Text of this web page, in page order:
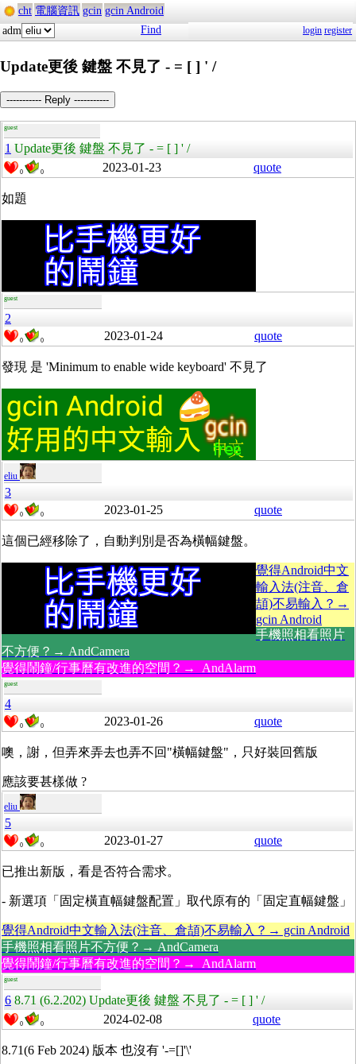
cht 電腦資訊 gcin gcin Android
adm
Find login register
Update更後 鍵盤 不見了 - = [ ] ' /
----------- Reply -----------
guest
1 Update更後 鍵盤 不見了 - = [ ] ' /
0 0 2023-01-23 quote
如題
guest
2
0 0 2023-01-24 quote
發現 是 'Minimum to enable wide keyboard' 不見了
eliu
3
0 0 2023-01-25 quote
這個已經移除了，自動判別是否為橫幅鍵盤。
覺得Android中文
輸入法(注音、倉
頡)不易輸入？→
gcin Android
手機照相看照片
不方便？→ AndCamera
覺得鬧鐘/行事曆有改進的空間？→ AndAlarm
guest
4
0 0 2023-01-26 quote
噢，謝，但弄來弄去也弄不回"橫幅鍵盤"，只好裝回舊版
應該要甚樣做 ?
eliu
5
0 0 2023-01-27 quote
已推出新版，看是否符合需求。
- 新選項「固定橫直幅鍵盤配置」取代原有的「固定直幅鍵盤」
覺得Android中文輸入法(注音、倉頡)不易輸入？→ gcin Android
手機照相看照片不方便？→ AndCamera
覺得鬧鐘/行事曆有改進的空間？→ AndAlarm
guest
6 8.71 (6.2.202) Update更後 鍵盤 不見了 - = [ ] ' /
0 0 2024-02-08 quote
8.71(6 Feb 2024) 版本 也沒有 '-=[]'\'